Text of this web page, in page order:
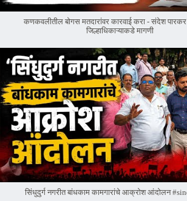
कणकवलीतील बोगस मतदारांवर‌ कारवाई करा - संदेश पारकर
जिल्हाधिकाऱ्याकडे मागणी
सिंधुदुर्ग नगरीत बांधकाम कामगारांचे आक्रोश आंदोलन